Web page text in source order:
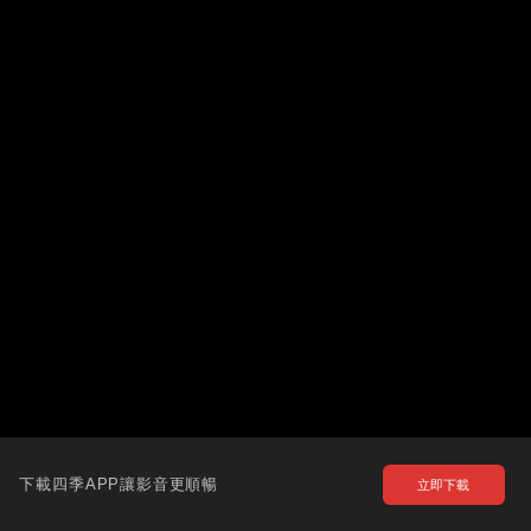
下載四季APP讓影音更順暢 立即下載